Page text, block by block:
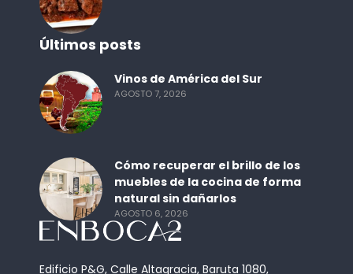
Edificio P&G, Calle Altagracia, Baruta 1080,
Últimos posts
Vinos de América del Sur
AGOSTO 7, 2026
Cómo recuperar el brillo de los
muebles de la cocina de forma
natural sin dañarlos
AGOSTO 6, 2026